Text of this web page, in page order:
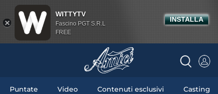
Puntate Video Contenuti esclusivi Casting
WITTYTV
Fascino PGT S.R.L
FREE
INSTALLA